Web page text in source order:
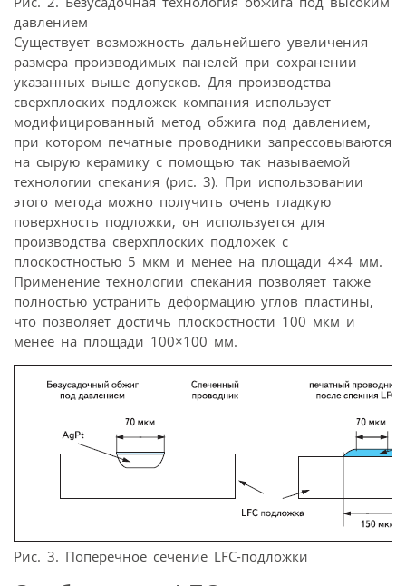
давлением
Существует возможность дальнейшего увеличения
размера производимых панелей при сохранении
указанных выше допусков. Для производства
сверхплоских подложек компания использует
модифицированный метод обжига под давлением,
при котором печатные проводники запрессовываются
на сырую керамику с помощью так называемой
технологии спекания (рис. 3). При использовании
этого метода можно получить очень гладкую
поверхность подложки, он используется для
производства сверхплоских подложек с
плоскостностью 5 мкм и менее на площади 4×4 мм.
Применение технологии спекания позволяет также
полностью устранить деформацию углов пластины,
что позволяет достичь плоскостности 100 мкм и
менее на площади 100×100 мм.
Рис. 3. Поперечное сечение LFC-подложки